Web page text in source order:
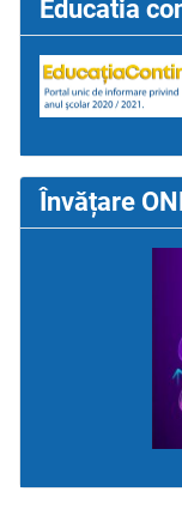
Educatia
Învățare